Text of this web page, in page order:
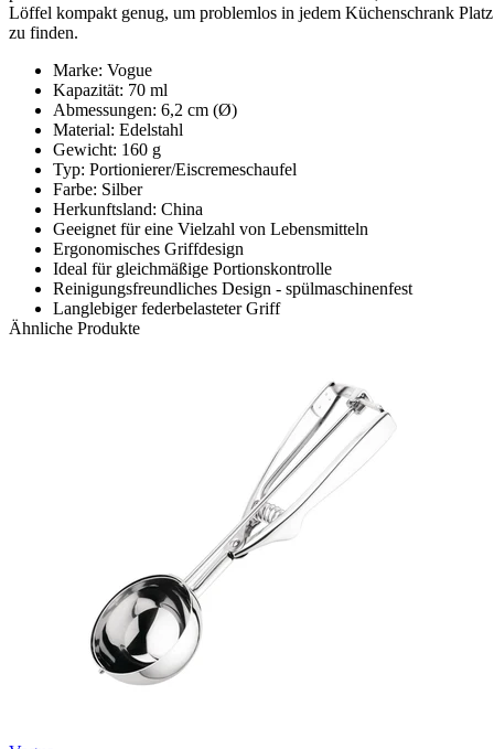
Löffel kompakt genug, um problemlos in jedem Küchenschrank Platz
zu finden.
Marke: Vogue
Kapazität: 70 ml
Abmessungen: 6,2 cm (Ø)
Material: Edelstahl
Gewicht: 160 g
Typ: Portionierer/Eiscremeschaufel
Farbe: Silber
Herkunftsland: China
Geeignet für eine Vielzahl von Lebensmitteln
Ergonomisches Griffdesign
Ideal für gleichmäßige Portionskontrolle
Reinigungsfreundliches Design - spülmaschinenfest
Langlebiger federbelasteter Griff
Ähnliche Produkte